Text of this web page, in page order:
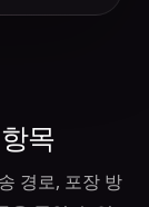
목
경로, 포장 방